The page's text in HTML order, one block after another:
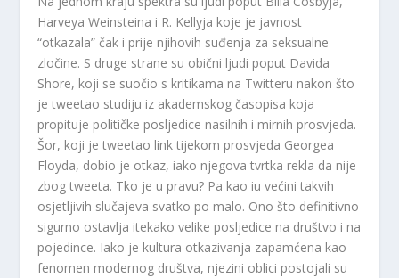
Harveya Weinsteina i R. Kellyja koje je javnost
“otkazala” čak i prije njihovih suđenja za seksualne
zločine. S druge strane su obični ljudi poput Davida
Shore, koji se suočio s kritikama na Twitteru nakon što
je tweetao studiju iz akademskog časopisa koja
propituje političke posljedice nasilnih i mirnih prosvjeda.
Šor, koji je tweetao link tijekom prosvjeda Georgea
Floyda, dobio je otkaz, iako njegova tvrtka rekla da nije
zbog tweeta. Tko je u pravu? Pa kao iu većini takvih
osjetljivih slučajeva svatko po malo. Ono što definitivno
sigurno ostavlja itekako velike posljedice na društvo i na
pojedince. Iako je kultura otkazivanja zapamćena kao
fenomen modernog društva, njezini oblici postojali su